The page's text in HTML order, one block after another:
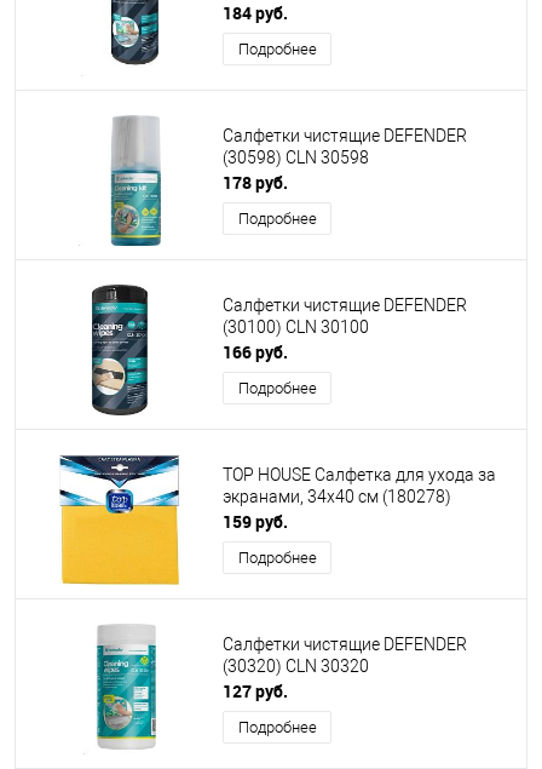
184 руб.
Подробнее
Салфетки чистящие DEFENDER
(30598) CLN 30598
178 руб.
Подробнее
Салфетки чистящие DEFENDER
(30100) CLN 30100
166 руб.
Подробнее
TOP HOUSE Салфетка для ухода за
экранами, 34x40 см (180278)
159 руб.
Подробнее
Салфетки чистящие DEFENDER
(30320) CLN 30320
127 руб.
Подробнее